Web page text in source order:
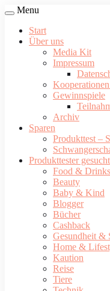
Menu
Start
Über uns
Media Kit
Impressum
Gewinnspiele
Archiv
Sparen
Produkttest –
Produkttester gesucht
Food & Drinks
Beauty
Baby & Kind
Blogger
Bücher
Cashback
Gesundheit &
Home &
Kaution
Reise
Tiere